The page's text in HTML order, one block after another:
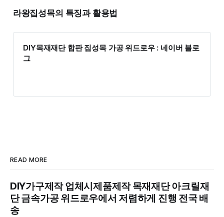
라왕집성목의 특징과 활용법
DIY목재재단 합판 집성목 가공 위드로우 : 네이버 블로
그
READ MORE
DIY가구제작 업체시제품제작 목재재단 아크릴재
단 금속가공 위드로우에서 저렴하게 진행 전국 배
송